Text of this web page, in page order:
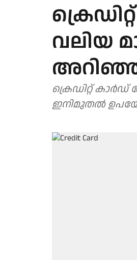
വലിയ
ക്രെഡിറ്റ് കാര്‍ഡ്
ഇനിമുതല്‍